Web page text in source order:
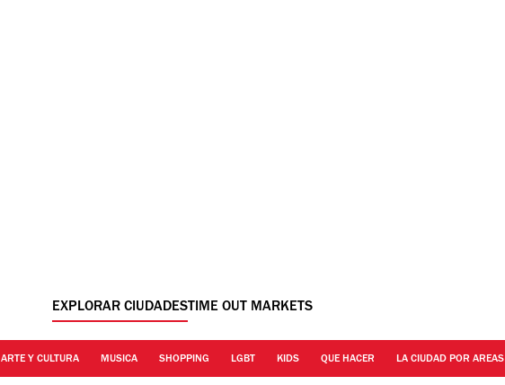
EXPLORAR CIUDADESTIME OUT MARKETS
ARTE Y CULTURA MUSICA SHOPPING LGBT KIDS QUE HACER LA CIUDAD POR AREAS